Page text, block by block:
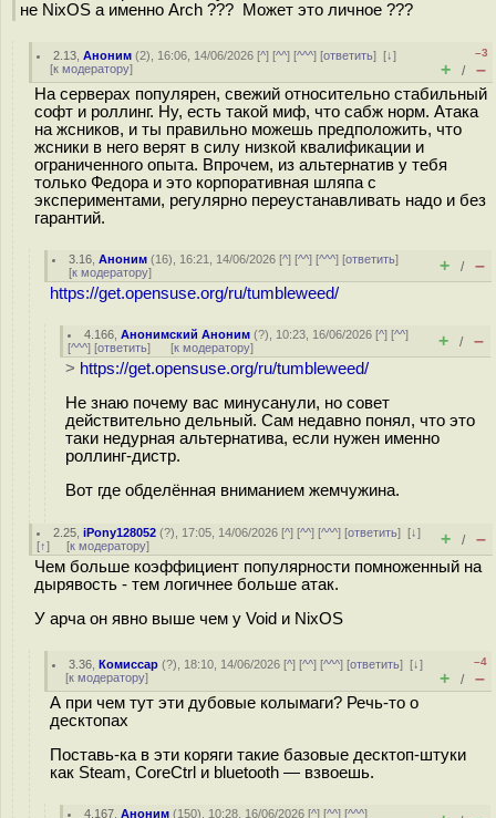
не NixOS а именно Arch ??? Может это личное ???
2.13 ,Аноним (2), 16:06, 14/06/2026 [^] [^^] [^^^] [ответить][↓]
[к модератору]
–3
+ / –
На серверах популярен, свежий относительно стабильный
софт и роллинг. Ну, есть такой миф, что сабж норм. Атака
на жсников, и ты правильно можешь предположить, что
жсники в него верят в силу низкой квалификации и
ограниченного опыта. Впрочем, из альтернатив у тебя
только Федора и это корпоративная шляпа с
экспериментами, регулярно переустанавливать надо и без
гарантий.
3.16 ,Аноним (16), 16:21, 14/06/2026 [^] [^^] [^^^] [ответить]
[к модератору] + / –
https://get.opensuse.org/ru/tumbleweed/
4.166 ,Анонимский Аноним (?), 10:23, 16/06/2026 [^] [^^]
[^^^] [ответить] [к модератору] + / –
> https://get.opensuse.org/ru/tumbleweed/
Не знаю почему вас минусанули, но совет
действительно дельный. Сам недавно понял, что это
таки недурная альтернатива, если нужен именно
роллинг-дистр.
Вот где обделённая вниманием жемчужина.
2.25 ,iPony128052 (?), 17:05, 14/06/2026 [^] [^^] [^^^] [ответить][↓]
[↑] [к модератору] + / –
Чем больше коэффициент популярности помноженный на
дырявость - тем логичнее больше атак.
У арча он явно выше чем у Void и NixOS
3.36 ,Комиссар (?), 18:10, 14/06/2026 [^] [^^] [^^^] [ответить][↓]
[к модератору]
–4
+ / –
А при чем тут эти дубовые колымаги? Речь-то о
десктопах
Поставь-ка в эти коряги такие базовые десктоп-штуки
как Steam, CoreCtrl и bluetooth — взвоешь.
4.167 ,Аноним (150), 10:28, 16/06/2026 [^] [^^] [^^^]